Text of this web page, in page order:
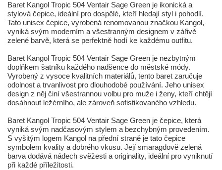
Baret Kangol Tropic 504 Ventair Sage Green je ikonická a
stylová čepice, ideální pro dospělé, kteří hledají styl i pohodlí.
Tato unisex čepice, vyrobená renomovanou značkou Kangol,
vyniká svým moderním a všestranným designem v zářivě
zelené barvě, která se perfektně hodí ke každému outfitu.
Baret Kangol Tropic 504 Ventair Sage Green je nezbytným
doplňkem šatníku každého nadšence do městské módy.
Vyrobený z vysoce kvalitních materiálů, tento baret zaručuje
odolnost a trvanlivost pro dlouhodobé používání. Jeho unisex
design z něj činí všestrannou volbu pro muže i ženy, kteří chtějí
dosáhnout ležérního, ale zároveň sofistikovaného vzhledu.
Baret Kangol Tropic 504 Ventair Sage Green je čepice, která
vyniká svým nadčasovým stylem a bezchybným provedením.
S vyšitým logem Kangol na přední straně je tato čepice
symbolem kvality a dobrého vkusu. Její smaragdově zelená
barva dodává nádech svěžesti a originality, ideální pro vyniknutí
při každé příležitosti.